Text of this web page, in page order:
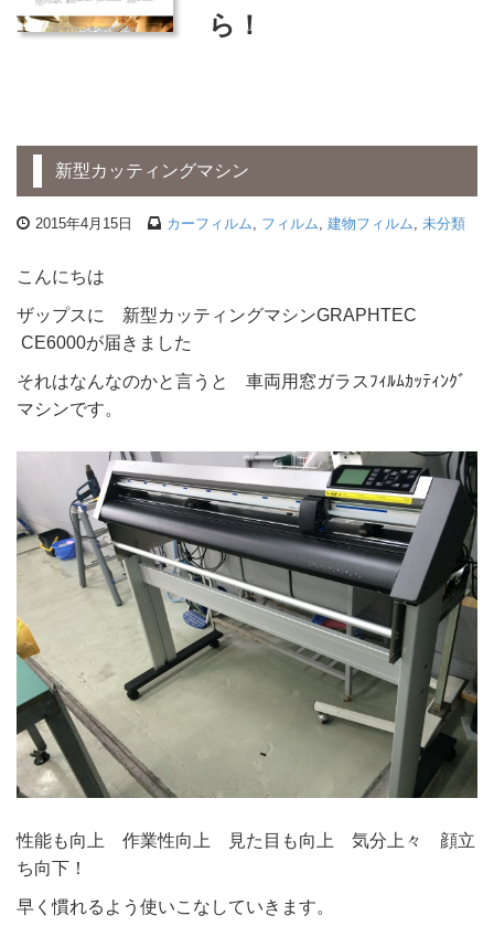
ら！
新型カッティングマシン
2015年4月15日 カーフィルム, フィルム, 建物フィルム, 未分類
こんにちは
ザップスに 新型カッティングマシンGRAPHTEC
CE6000が届きました
それはなんなのかと言うと 車両用窓ガラスﾌｨﾙﾑｶｯﾃｨﾝｸﾞ
マシンです。
性能も向上 作業性向上 見た目も向上 気分上々 顔立
ち向下！
早く慣れるよう使いこなしていきます。